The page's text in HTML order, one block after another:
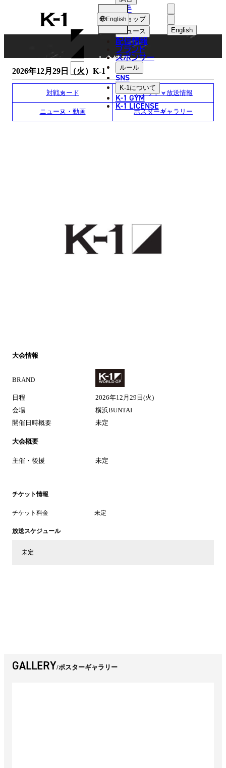
K-
1
English
한국어
中文（简体
中文（繁體
選手
ショップ
ニュース
配信情報
ブランド
スポンサー
ルール
SNS
K-1について
K-1 GYM
K-1 LICENSE
English
EVENT INFORMATION
大会情報
2026年12月29日（火）K-1
対戦カード チケット・放送情報
ニュース・動画 ポスターギャラリー
大会情報
BRAND
日程 2026年12月29日(火)
会場
横浜BUNTAI
開催日時概要
未定
大会概要
主催・後援 未定
チケット情報
チケット料金 未定
放送スケジュール
未定
GALLERY ポスターギャラリー